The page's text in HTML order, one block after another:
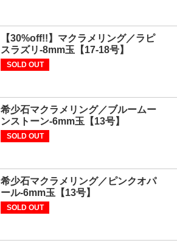
【30%off!!】マクラメリング／ラピ
スラズリ-8mm玉【17-18号】
SOLD OUT
希少石マクラメリング／ブルームー
ンストーン-6mm玉【13号】
SOLD OUT
希少石マクラメリング／ピンクオパ
ール-6mm玉【13号】
SOLD OUT